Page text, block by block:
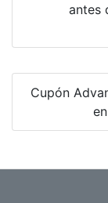
antes
Cupón